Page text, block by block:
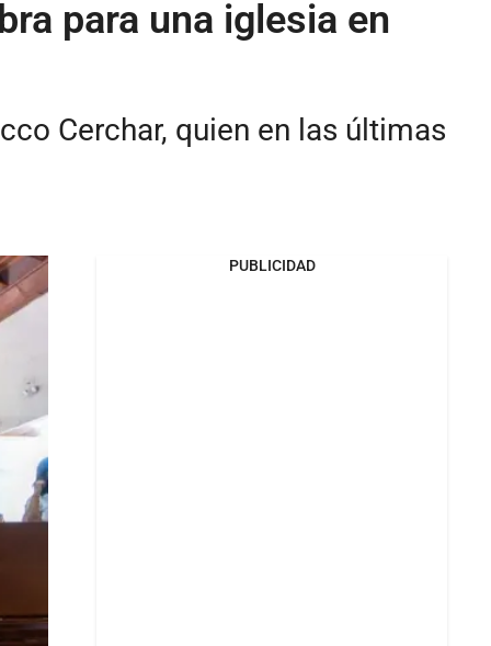
para una iglesia en
Cerchar, quien en las últimas
PUBLICIDAD